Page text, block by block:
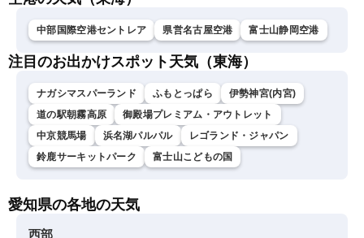
中部国際空港セントレア 県営名古屋空港 富士山静岡空港
注目のお出かけスポット天気（東海）
ナガシマスパーランド ふもとっぱら
伊勢神宮(内宮)
道の駅朝霧高原
御殿場プレミアム・アウトレット
中京競馬場
浜名湖パルパル
レゴランド・ジャパン
鈴鹿サーキットパーク
富士山こどもの国
愛知県の各地の天気
西部